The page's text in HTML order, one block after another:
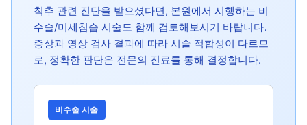
척추 관련 진단을 받으셨다면, 본원에서 시행하는 비
수술/미세침습 시술도 함께 검토해보시기 바랍니다.
증상과 영상 검사 결과에 따라 시술 적합성이 다르므
로, 정확한 판단은 전문의 진료를 통해 결정합니다.
비수술 시술